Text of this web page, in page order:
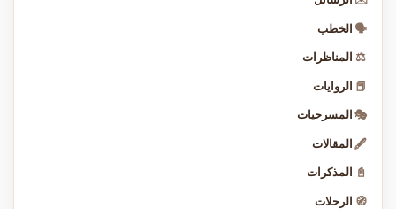
🗣️ الخطب
⚖️ المناظرات
📕 الروايات
🎭 المسرحيات
🖋️ المقالات
📓 المذكرات
🧭 الرحلات